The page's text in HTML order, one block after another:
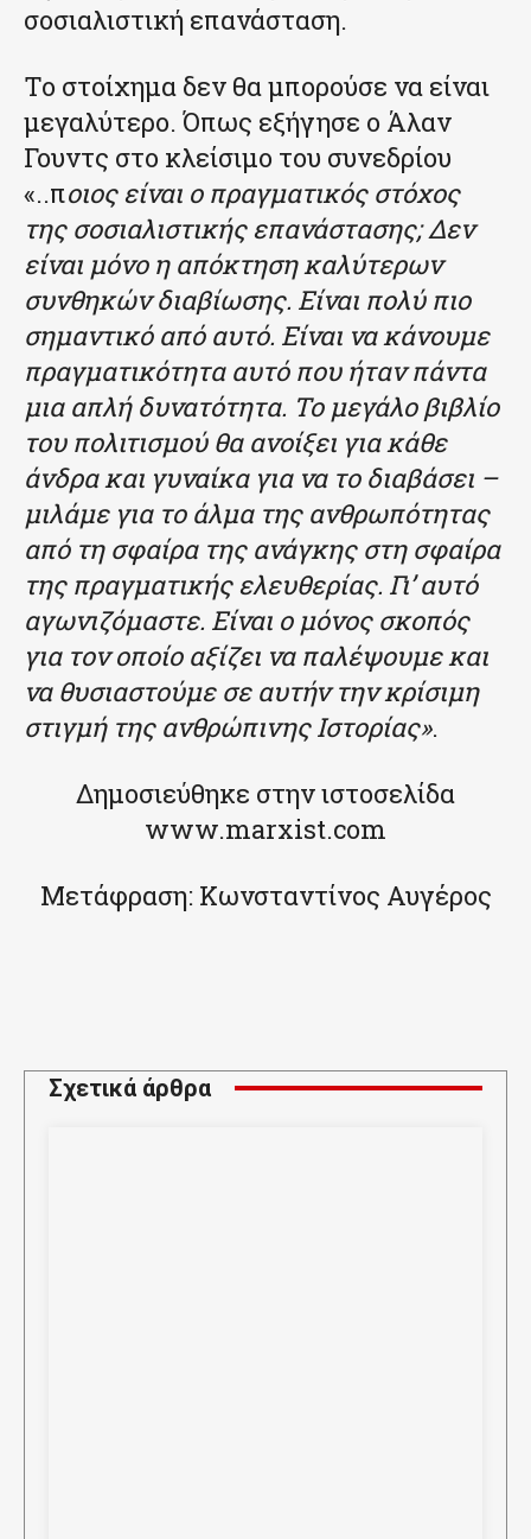
σοσιαλιστική επανάσταση.
Το στοίχημα δεν θα μπορούσε να είναι
μεγαλύτερο. Όπως εξήγησε ο Άλαν
Γουντς στο κλείσιμο του συνεδρίου
«..ποιος είναι ο πραγματικός στόχος
της σοσιαλιστικής επανάστασης; Δεν
είναι μόνο η απόκτηση καλύτερων
συνθηκών διαβίωσης. Είναι πολύ πιο
σημαντικό από αυτό. Είναι να κάνουμε
πραγματικότητα αυτό που ήταν πάντα
μια απλή δυνατότητα. Το μεγάλο βιβλίο
του πολιτισμού θα ανοίξει για κάθε
άνδρα και γυναίκα για να το διαβάσει –
μιλάμε για το άλμα της ανθρωπότητας
από τη σφαίρα της ανάγκης στη σφαίρα
της πραγματικής ελευθερίας. Γι’ αυτό
αγωνιζόμαστε. Είναι ο μόνος σκοπός
για τον οποίο αξίζει να παλέψουμε και
να θυσιαστούμε σε αυτήν την κρίσιμη
στιγμή της ανθρώπινης Ιστορίας».
Δημοσιεύθηκε στην ιστοσελίδα
www.marxist.com
Μετάφραση: Κωνσταντίνος Αυγέρος
Σχετικά άρθρα